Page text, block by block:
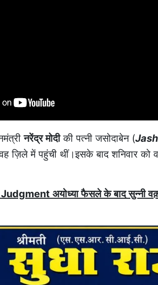
नरेंद्र मोदीकी पत्नी जसोदाबेन (
ज़िले में पहुंची थीं।इसके बाद शनिवार को
अयोध्या फैसले के बाद सुन्नी